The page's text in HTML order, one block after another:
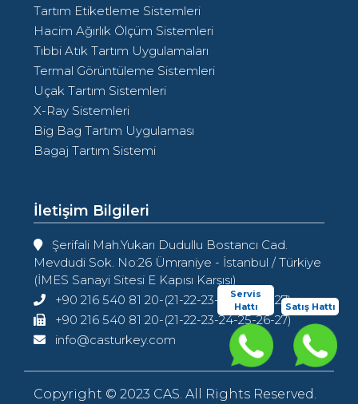
Tartım Etiketleme Sistemleri
Hacim Ağırlık Ölçüm Sistemleri
Tıbbi Atık Tartım Uygulamaları
Termal Görüntüleme Sistemleri
Uçak Tartım Sistemleri
X-Ray Sistemleri
Big Bag Tartım Uygulaması
Bagaj Tartım Sistemi
İletişim Bilgileri
Şerifali Mah.Yukarı Dudullu Bostancı Cad.
Mevdudi Sok. No:26 Ümraniye - İstanbul / Türkiye
(İMES Sanayi Sitesi E Kapısı Karşısı)
+90 216 540 81 20-(21-22-23-24-25-26-27)
+90 216 540 81 20-(21-22-23-24-25-26-27)
info@casturkey.com
Copyright © 2023 CAS. All Rights Reserved.
Satış Hattı
Servis
Hattı